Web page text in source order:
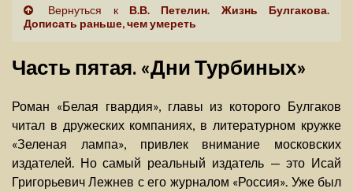
Вернуться к В.В. Петелин. Жизнь Булгакова.
Дописать раньше, чем умереть
Часть пятая. «Дни Турбиных»
Роман «Белая гвардия», главы из которого Булгаков
читал в дружеских компаниях, в литературном кружке
«Зеленая лампа», привлек внимание московских
издателей. Но самый реальный издатель — это Исай
Григорьевич Лежнев с его журналом «Россия». Уже был